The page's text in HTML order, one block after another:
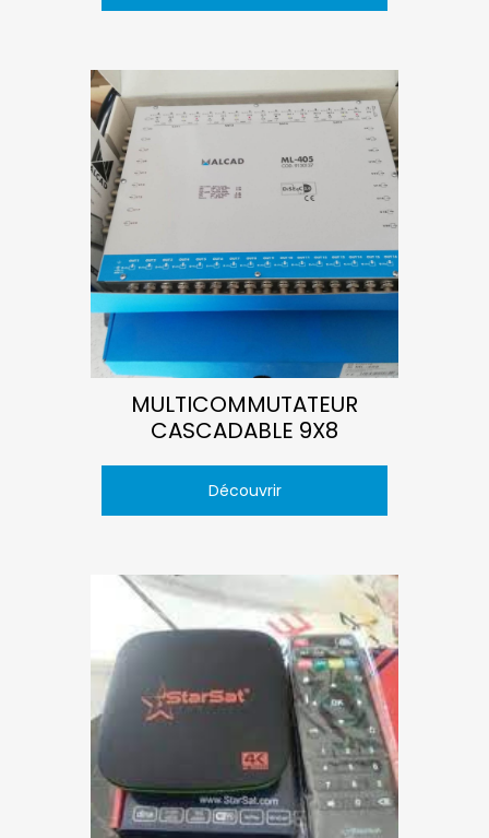
MULTICOMMUTATEUR
CASCADABLE 9X8
Découvrir